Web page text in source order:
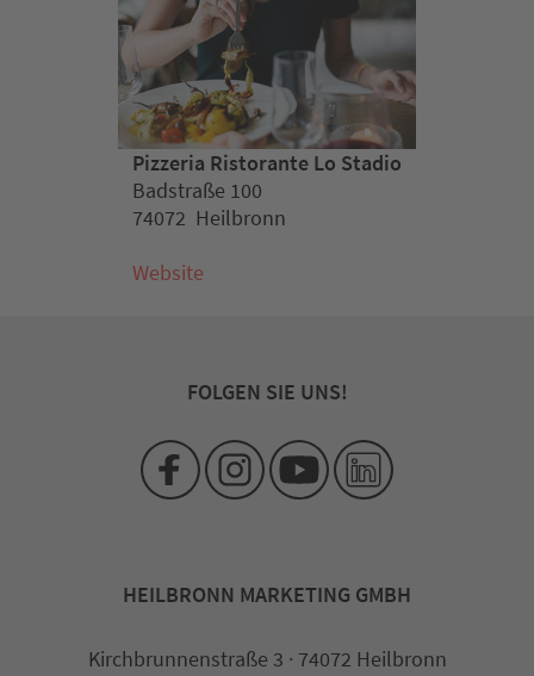
Pizzeria Ristorante Lo Stadio
Badstraße 100
74072 Heilbronn
Website
FOLGEN SIE UNS!
HEILBRONN MARKETING GMBH
Kirchbrunnenstraße 3 · 74072 Heilbronn